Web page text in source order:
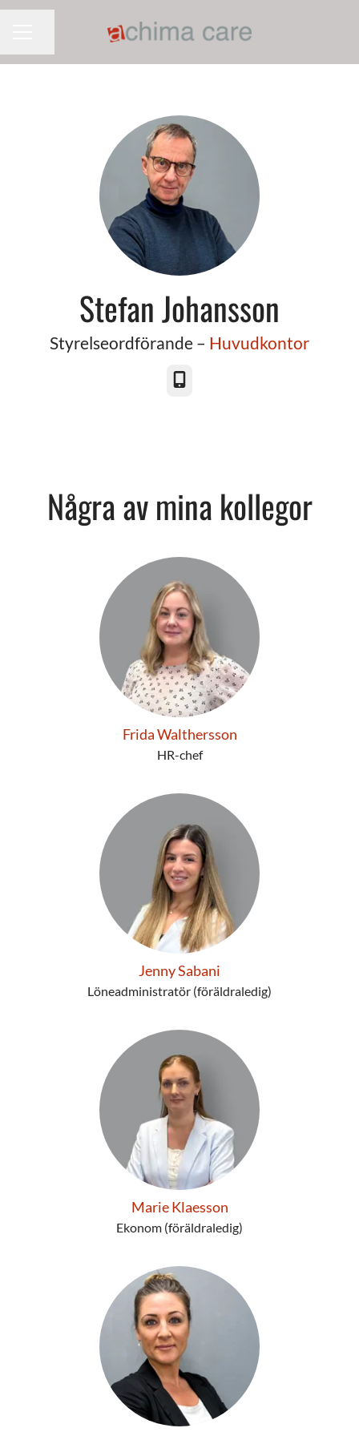
Stefan Johansson
Styrelseordförande – Huvudkontor
Telefon
Några av mina kollegor
Frida Walthersson
HR-chef
Jenny Sabani
Löneadministratör (föräldraledig)
Marie Klaesson
Ekonom (föräldraledig)